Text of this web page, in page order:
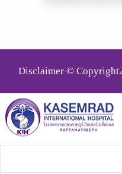
Disclaimer ©